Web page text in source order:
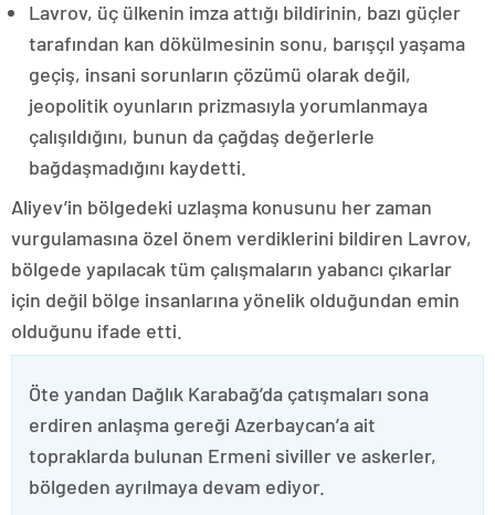
Lavrov, üç ülkenin imza attığı bildirinin, bazı güçler
tarafından kan dökülmesinin sonu, barışçıl yaşama
geçiş, insani sorunların çözümü olarak değil,
jeopolitik oyunların prizmasıyla yorumlanmaya
çalışıldığını, bunun da çağdaş değerlerle
bağdaşmadığını kaydetti.
Aliyev’in bölgedeki uzlaşma konusunu her zaman
vurgulamasına özel önem verdiklerini bildiren Lavrov,
bölgede yapılacak tüm çalışmaların yabancı çıkarlar
için değil bölge insanlarına yönelik olduğundan emin
olduğunu ifade etti.
Öte yandan Dağlık Karabağ’da çatışmaları sona
erdiren anlaşma gereği Azerbaycan’a ait
topraklarda bulunan Ermeni siviller ve askerler,
bölgeden ayrılmaya devam ediyor.